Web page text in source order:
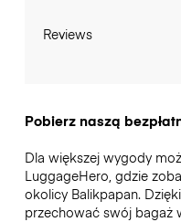
Reviews
Pobierz naszą
Dla większej wygody
LuggageHero, gdzie
okolicy Balikpapan.
przechować swój bagaż